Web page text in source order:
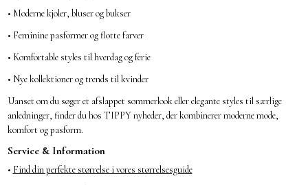
• Moderne kjoler, bluser og bukser
• Feminine pasformer og flotte farver
• Komfortable styles til hverdag og ferie
• Nye kollektioner og trends til kvinder
Uanset om du søger et afslappet sommerlook eller elegante styles til særlige
anledninger, finder du hos TIPPY nyheder, der kombinerer moderne mode,
komfort og pasform.
Service & Information
• Find din perfekte størrelse i vores størrelsesguide